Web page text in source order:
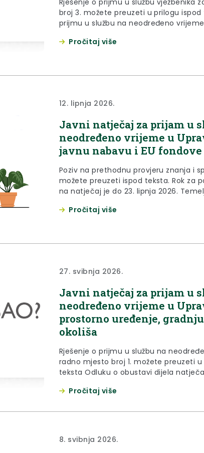
Rješenje o prijmu u službu vježbenika
broj 3. možete preuzeti u prilogu ispod
prijmu u službu na neodređeno
prethodnu provjeru znanja i
Pročitaj više
12. lipnja 2026.
Javni natječaj za prijam u
neodređeno vrijeme u
javnu nabavu i EU fondove
Poziv na prethodnu provjeru znanja i
možete preuzeti ispod teksta. Rok za
na natječaj je do 23. lipnja 2026.
lokalnoj i područnoj (regionalnoj)
Pročitaj više
27. svibnja 2026.
Javni natječaj za prijam u
neodređeno vrijeme u
prostorno uređenje,
okoliša
Rješenje o prijmu u službu na
radno mjesto broj 1. možete preuzeti u
teksta Odluku o obustavi dijela
na prethodnu provjeru znanja i
Pročitaj više
8. svibnja 2026.